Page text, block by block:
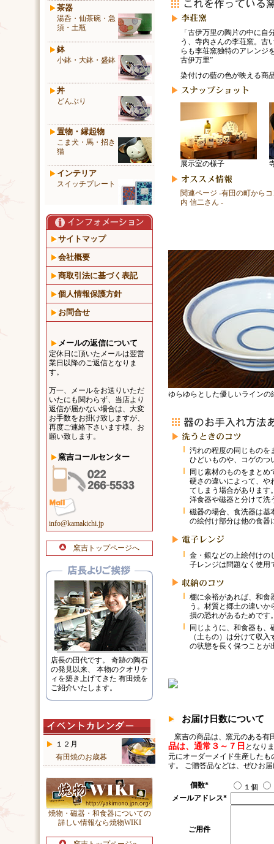
茶器
湯呑・仙茶碗・急
須・土瓶
鉢
小鉢・大鉢・盛鉢
丼
どんぶり
置物・縁起物
こま犬・馬・招き
猫
インテリア
スイッチプレート
サイトマップ
会社概要
商取引法に基づく表記
個人情報保護方針
お問合せ
メールの返信について
定休日に頂いたメールは翌営
業日以降のご返信となりま
す。
万一、メールをお送りいただ
いたにも関わらず、当店より
返信が届かない場合は、大変
お手数をお掛け致しますが、
再度ご連絡下さいます様、お
願い致します。
窯吉コールセンター
info@kamakichi.jp
窯吉トップページへ
店長の田代です。 奇跡の陶石
の発見以来、 本物のクオリテ
ィを築き上げてきた 有田焼を
ご紹介いたします。
１２月
有田焼のお歳暮
焼物・磁器・和食器についての
詳しい情報なら焼物WIKI
「古伊万里の陶片の中に自
う、寺内さんの李荘窯。古
らも李荘窯独特のアレンジ
古伊万里”
染付けの藍の色が映える商
展示室の様子
関連ページ -有田の町から
内 信二さん -
ゆらゆらとした優しいラインの
汚れの程度の同じものを
ひどいものや、コゲのつ
同じ素材のものをまと
硬さの違いによって、や
てしまう場合があります
洋食器や磁器と分けて洗
磁器の場合、食洗器は基
の絵付け部分は他の食器
金・銀などの上絵付けの
子レンジは問題なく使用
棚に余裕があれば、和食
う。材質と郷土の違い
損の恐れがあるためです
同じように、和食器も、
（土もの）は分けて収
の状態を長く保つことが
お届け日数について
窯吉の商品は、窯元のある有
品は、通常３～７日 となり
元にオーダーメイド生産した
す。 ご贈答品などは、ぜひお
個数* １個
メールアドレス*
ご用件